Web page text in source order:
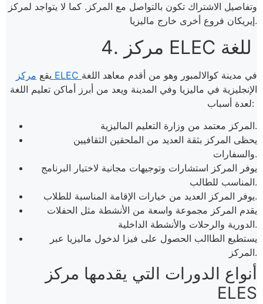
وتفاصيل الاشتراك تكون بالتواصل مع المركز. كما لا يتواجد لمركز
إيريكان فروع أخرى خارج ماليزيا.
يقع مركز ELEC في مدينة كوالالمبور وهو من أقدم معاهد اللغة
الإنجليزية في ماليزيا وفي المدينة ويعد من أبرز أماكن تعليم اللغة
لعدة أسباب:
المركز معتمد من وزارة التعليم الماليزية.
يحظى المركز بثقة العديد من الملحقين الثقافيين
والسفارات.
يوفر المركز استشارات وتوجيهات مجانية لاختيار البرنامج
المناسب للطالب.
يوفر المركز العديد من خيارات الإقامة المناسبة للطلاب.
يقدم المركز مجموعة واسعة من الأنشطة مثل الحفلات
الدورية والرحلات والأنشطة الداخلية.
يستطيع الطاالب الحصول على فيزا لدخول ماليزيا عبر
المركز.
أنواع الدورات التي يقدمها مركز
ELES